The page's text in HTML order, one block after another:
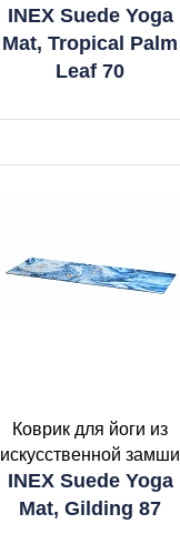
INEX Suede Yoga
Mat, Tropical Palm
Leaf 70
Коврик для йоги из
искусственной замши
INEX Suede Yoga
Mat, Gilding 87